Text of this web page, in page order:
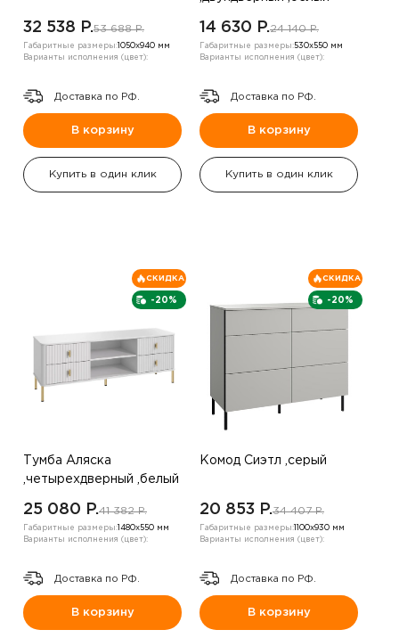
32 538 P.53 688 P.
Габаритные размеры: 1050х940 мм
Варианты исполнения (цвет):
Доставка по РФ.
В корзину
Купить в один клик
14 630 P.24 140 P.
Габаритные размеры:530х550 мм
Варианты исполнения (цвет):
Доставка по РФ.
В корзину
Купить в один клик
-20%
СКИДКА
Тумба Аляска
,четырехдверный ,белый
25 080 P.41 382 P.
Габаритные размеры: 1480х550 мм
Варианты исполнения (цвет):
Доставка по РФ.
В корзину
-20%
СКИДКА
Комод Сиэтл ,серый
20 853 P.34 407 P.
Габаритные размеры: 1100х930 мм
Варианты исполнения (цвет):
Доставка по РФ.
В корзину